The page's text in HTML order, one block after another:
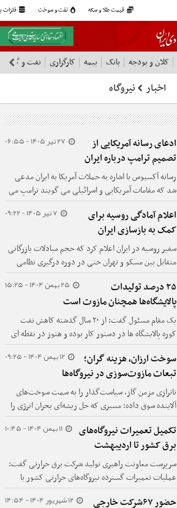
قیمت طلا و سکه نفت و سوخت فلزات
کلان و بودجه بانک بیمه کارگزاری نفت و گاز
اخبار نیروگاه
27 تیر 1405 - 06:55
ادعای رسانه آمریکایی از
تصمیم ترامپ درباره ایران
رسانه آکسیوس با اشاره به حملات آمریکا به ایران مدعی
شد که مقامات آمریکایی و اسرائیلی می گویند ترامپ می
تواند در روزهای آینده دستور تشدید را صادر کند.
7 تیر 1405 - 09:22
اعلام آمادگی روسیه برای
کمک به بازسازی ایران
سفیر روسیه در ایران اعلام کرد که حجم مبادلات بازرگانی
متقابل بین مسکو و تهران حتی در دوره درگیری نظامی
ایران با اسرائیل و آمریکا نیز روندی افزایشی داشته است.
25 بهمن 1404 - 15:25
۲۵ درصد تولیدات
پالایشگاه‌ها همچنان مازوت است
یک مقام مسئول گفت: از ۲۰ سال گذشته کاهش نفت
کوره پالایشگاه ها در دستور کار بوده و هنوز در نقطه ای
هستیم که ۲۰ تا ۲۵ درصد در پالایشگاهها مازوت تولید می
شود.
12 بهمن 1404 - 09:25
سوخت ارزان، هزینه گران؛
تبعات مازوت‌سوزی در نیروگاه‌ها
ناترازی مزمن گاز، سیاست‌گذار را به سمت سوخت‌های
آلاینده سوق داده؛ مسیری که حل ریشه‌ای بحران انرژی را
به تعویق انداخته است.
11 بهمن 1404 - 10:45
تکمیل تعمیرات نیروگاه‌های
برق کشور تا اردیبهشت
سرپرست معاونت راهبری تولید شرکت برق حرارتی گفت:
عملیات تعمیرات گسترده نیروگاه‌های حرارتی کشور با
حجمی معادل ۱۰۵ هزار مگاوات کلید خورده تا تابستان
آینده با تاب‌آوری بیشتری پشت سر گذاشته شود.
12 شهریور 1404 - 14:54
حضور ۶۷شرکت خارجی